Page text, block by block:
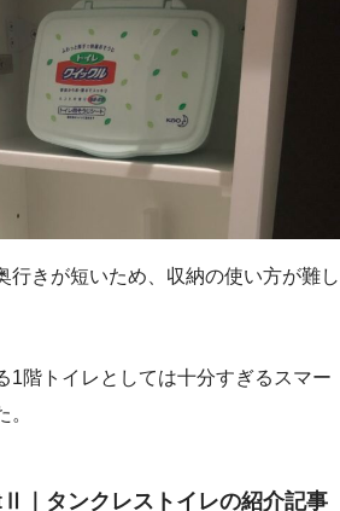
行きが短いため、収納の使い方が難し
1階トイレとしては十分すぎるスマー
｜タンクレストイレの紹介記事